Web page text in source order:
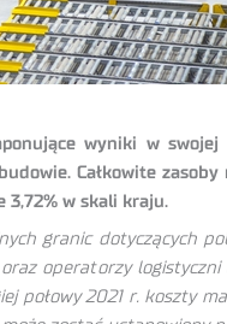
wyniki w
Całkowite
3,72% w skali kraju.
granic dotyczących
operatorzy
połowy 2021 r. koszty